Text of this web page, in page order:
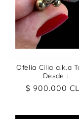
Ofelia Cilia a.k.a
Desde :
Precio
$ 900.000